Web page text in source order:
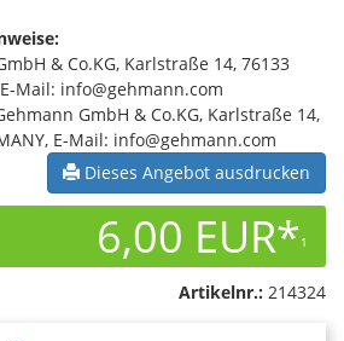
& Co.KG, Karlstraße 14, 76133
Mail: info@gehmann.com
GmbH & Co.KG, Karlstraße 14,
E-Mail: info@gehmann.com
Dieses Angebot ausdrucken
6,00 EUR*1
Artikelnr.: 214324